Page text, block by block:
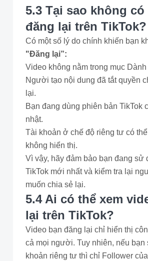
5.3 Tại sao không
đăng lại trên TikTok?
Có một số lý do chính khiến bạn
"Đăng lại”:
Video không nằm trong mục Dành
Người tạo nội dung đã tắt quyền
lại.
Bạn đang dùng phiên bản TikTok
nhật.
Tài khoản ở chế độ riêng tư có
không hiển thị.
Vì vậy, hãy đảm bảo bạn đang sử
TikTok mới nhất và kiểm tra lại
muốn chia sẻ lại.
5.4 Ai có thể xem
lại trên TikTok?
Video bạn đăng lại chỉ hiển thị
cả mọi người. Tuy nhiên, nếu bạn
khoản riêng tư thì chỉ Follower